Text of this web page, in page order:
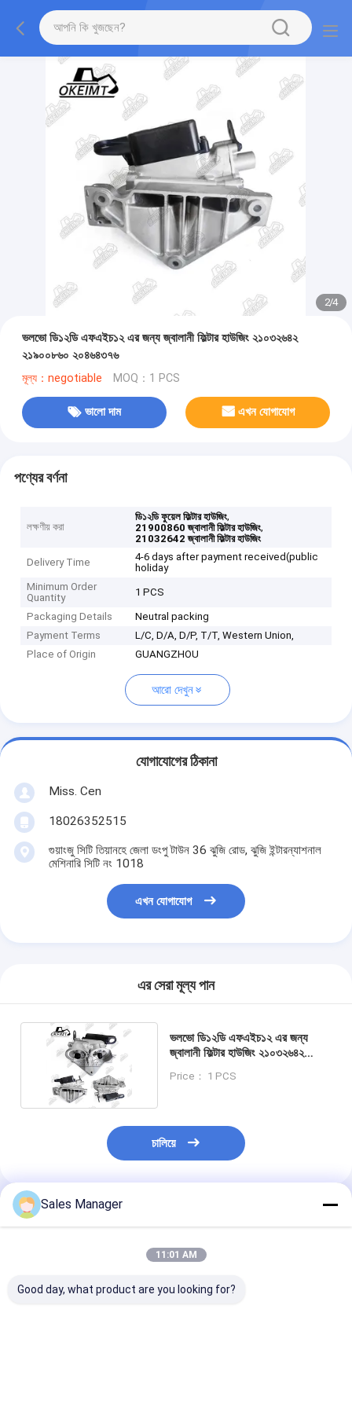
2/4
ভলভো ডি১২ডি এফএইচ১২ এর জন্য জ্বালানী ফিল্টার হাউজিং ২১০৩২৬৪২
২১৯০০৮৬০ ২০৪৬৪৩৭৬
মূল্য：negotiable MOQ：1 PCS
ভালো দাম এখন যোগাযোগ
পণ্যের বর্ণনা
লক্ষণীয় করা
ডি১২ডি ফুয়েল ফিল্টার হাউজিং,
21900860 জ্বালানী ফিল্টার হাউজিং,
21032642 জ্বালানী ফিল্টার হাউজিং
Delivery Time
4-6 days after payment received(public
holiday
Minimum Order
Quantity
1 PCS
Packaging Details
Neutral packing
Payment Terms
L/C, D/A, D/P, T/T, Western Union,
Place of Origin
GUANGZHOU
আরো দেখুন
যোগাযোগের ঠিকানা
Miss. Cen
18026352515
গুয়াংজু সিটি তিয়ানহে জেলা ডংপু টাউন 36 ঝুজি রোড, ঝুজি ইন্টারন্যাশনাল
মেশিনারি সিটি নং 1018
এখন যোগাযোগ
এর সেরা মূল্য পান
ভলভো ডি১২ডি এফএইচ১২ এর জন্য
জ্বালানী ফিল্টার হাউজিং ২১০৩২৬৪২
Price： 1 PCS
চালিয়ে
প্রস্তাবিত পণ্য
Sales Manager
11:01 AM
Good day, what product are you looking for?